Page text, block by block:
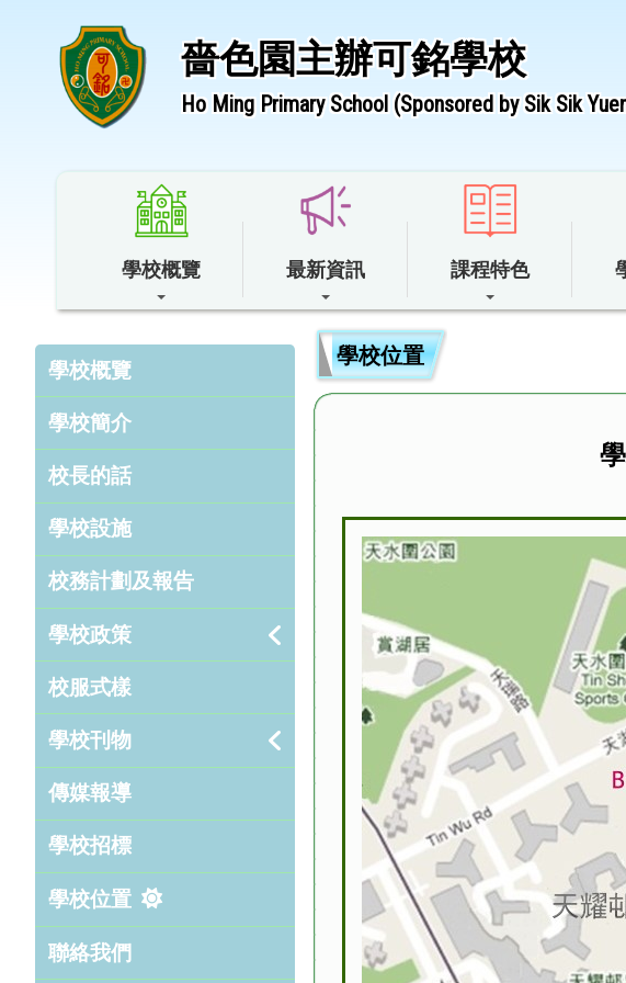
嗇色園主辦可銘學校
Ho Ming Primary School (Sponsored by Sik Sik
學校概覽 最新資訊 課程特色
學校概覽
學校簡介
校長的話
學校設施
校務計劃及報告
學校政策
校服式樣
學校刊物
傳媒報導
學校招標
學校位置
聯絡我們
學校位置